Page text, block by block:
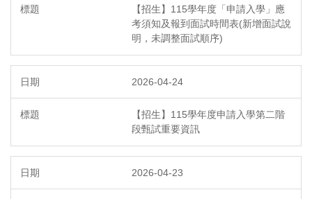
【招生】115學年度「申請入學」應
考須知及報到面試時間表(新增面試說
明，未調整面試順序)
2026-04-24
【招生】115學年度申請入學第二階
段甄試重要資訊
2026-04-23